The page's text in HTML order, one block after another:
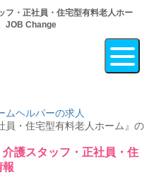
フ・正社員・住宅型有料老人ホー
JOB Change
ムヘルパーの求人
員・住宅型有料老人ホーム』の
護スタッフ・正社員・住
報